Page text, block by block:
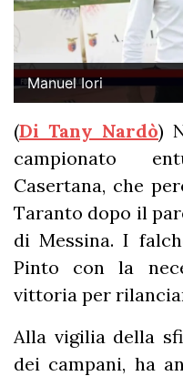
Manuel Iori
(Di Tany Nardò)
campionato
Casertana, che
Taranto dopo il
di Messina. I
Pinto con la
vittoria per
Alla vigilia della
dei campani, ha